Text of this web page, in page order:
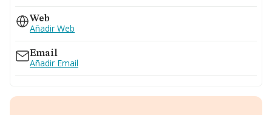
Web
Añadir Web
Email
Añadir Email